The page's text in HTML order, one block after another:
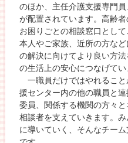
のほか、主任介護支援専門
が配置されています。高齢
お困りごとの相談窓口とし
本人やご家族、近所の方な
の解決に向けてより良い方
の生活上の安心につなげてい
一職員だけではやれること
援センター内の他の職員と
委員、関係する機関の方々と
相談者を支えていきます。
に導いていく、そんなチー